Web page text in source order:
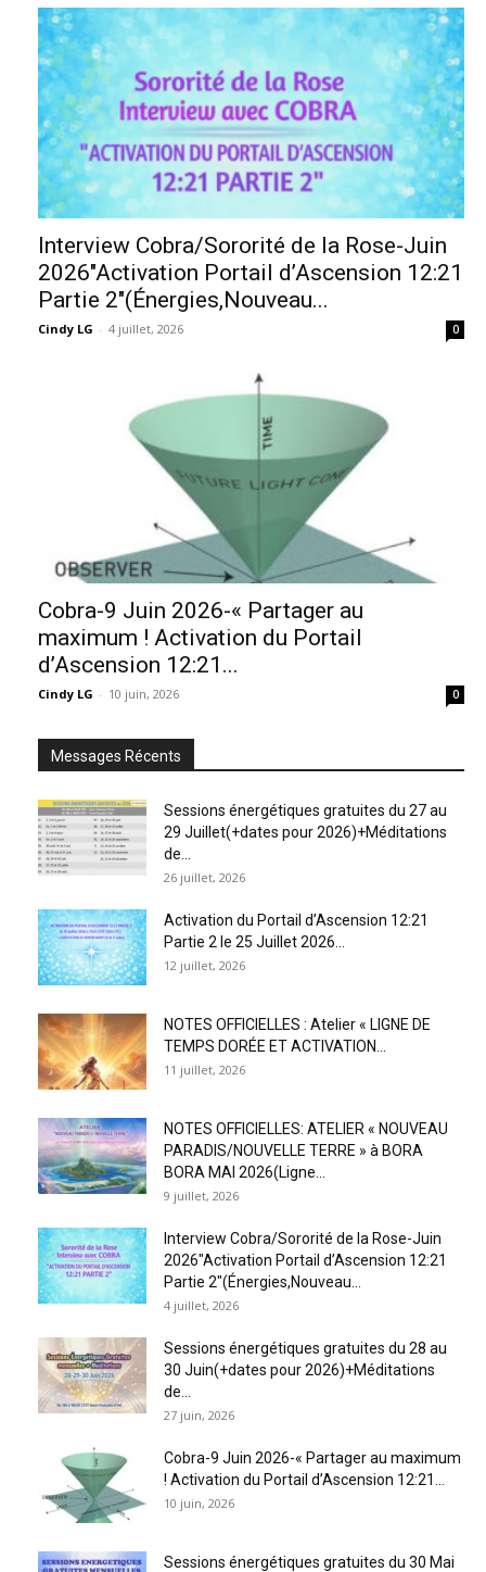
Interview Cobra/Sororité de la Rose-Juin
2026″Activation Portail d’Ascension 12:21
Partie 2″(Énergies,Nouveau...
Cindy LG - 4 juillet, 2026 0
Cobra-9 Juin 2026-« Partager au
maximum ! Activation du Portail
d’Ascension 12:21...
Cindy LG - 10 juin, 2026 0
Messages Récents
Sessions énergétiques gratuites du 27 au
29 Juillet(+dates pour 2026)+Méditations
de...
26 juillet, 2026
Activation du Portail d’Ascension 12:21
Partie 2 le 25 Juillet 2026...
12 juillet, 2026
NOTES OFFICIELLES : Atelier « LIGNE DE
TEMPS DORÉE ET ACTIVATION...
11 juillet, 2026
NOTES OFFICIELLES: ATELIER « NOUVEAU
PARADIS/NOUVELLE TERRE » à BORA
BORA MAI 2026(Ligne...
9 juillet, 2026
Interview Cobra/Sororité de la Rose-Juin
2026″Activation Portail d’Ascension 12:21
Partie 2″(Énergies,Nouveau...
4 juillet, 2026
Sessions énergétiques gratuites du 28 au
30 Juin(+dates pour 2026)+Méditations
de...
27 juin, 2026
Cobra-9 Juin 2026-« Partager au maximum
! Activation du Portail d’Ascension 12:21...
10 juin, 2026
Sessions énergétiques gratuites du 30 Mai